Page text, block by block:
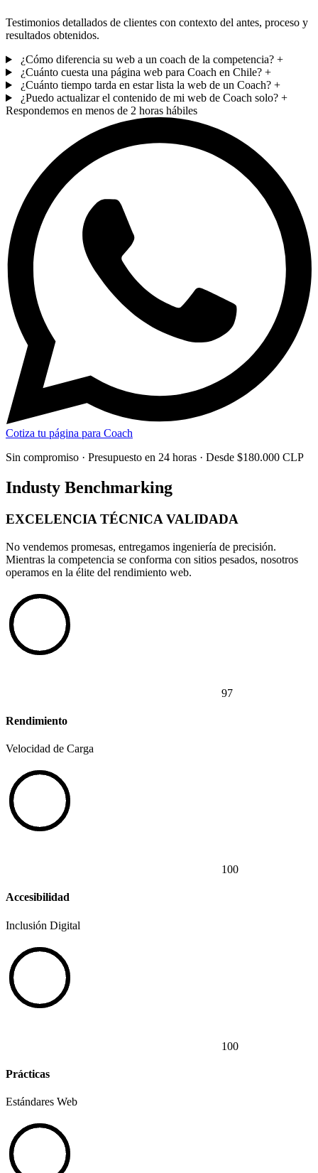
Testimonios detallados de clientes con contexto del antes, proceso y
resultados obtenidos.
¿Cómo diferencia su web a un coach de la competencia? +
¿Cuánto cuesta una página web para Coach en Chile? +
¿Cuánto tiempo tarda en estar lista la web de un Coach? +
¿Puedo actualizar el contenido de mi web de Coach solo? +
Respondemos en menos de 2 horas hábiles
Cotiza tu página para Coach
Sin compromiso · Presupuesto en 24 horas · Desde $180.000 CLP
Industy Benchmarking
EXCELENCIA TÉCNICA VALIDADA
No vendemos promesas, entregamos ingeniería de precisión.
Mientras la competencia se conforma con sitios pesados, nosotros
operamos en la élite del rendimiento web.
97
Rendimiento
Velocidad de Carga
100
Accesibilidad
Inclusión Digital
100
Prácticas
Estándares Web